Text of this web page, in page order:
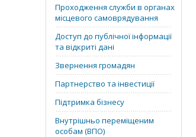
Проходження служби в органах
місцевого самоврядування
Доступ до публічної інформації
та відкриті дані
Звернення громадян
Партнерство та інвестиції
Підтримка бізнесу
Внутрішньо переміщеним
особам (ВПО)